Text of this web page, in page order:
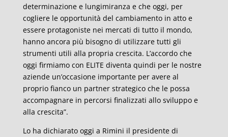
determinazione e lungimiranza e che oggi, per
cogliere le opportunità del cambiamento in atto e
essere protagoniste nei mercati di tutto il mondo,
hanno ancora più bisogno di utilizzare tutti gli
strumenti utili alla propria crescita. L’accordo che
oggi firmiamo con ELITE diventa quindi per le nostre
aziende un’occasione importante per avere al
proprio fianco un partner strategico che le possa
accompagnare in percorsi finalizzati allo sviluppo e
alla crescita”.
Lo ha dichiarato oggi a Rimini il presidente di